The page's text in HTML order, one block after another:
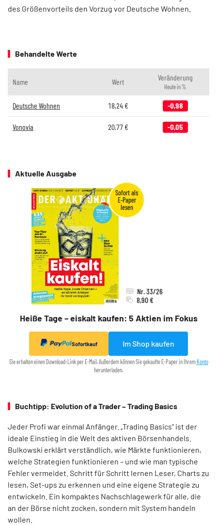
des Größenvorteils den Vorzug vor Deutsche Wohnen.
Behandelte Werte
Name Wert Veränderung
Heute in %
Deutsche Wohnen 18,24€ -0,98
Vonovia 20,77€ -0,05
Aktuelle Ausgabe
Heiße Tage – eiskalt kaufen: 5 Aktien im Fokus
Nr. 33/26
8,90 €
Sofortkauf Im Shop kaufen
Sie erhalten einen Download-Link per E-Mail. Außerdem können Sie gekaufte E-Paper in Ihrem Konto
herunterladen.
Buchtipp: Evolution of a Trader – Trading Basics
Jeder Profi war einmal Anfänger. „Trading Basics“ ist der
ideale Einstieg in die Welt des aktiven Börsenhandels.
Bulkowski erklärt verständlich, wie Märkte funktionieren,
welche Strategien funktionieren – und wie man typische
Fehler vermeidet. Schritt für Schritt lernen Leser, Charts zu
lesen, Set-ups zu erkennen und eine eigene Strategie zu
entwickeln. Ein kompaktes Nachschlagewerk für alle, die
an der Börse nicht zocken, sondern mit System handeln
wollen.